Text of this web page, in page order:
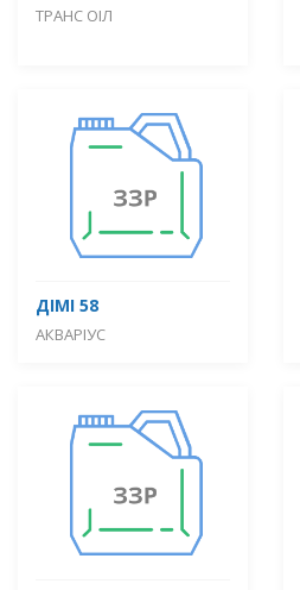
ТРАНС ОІЛ
ДІМІ 58
АКВАРІУС